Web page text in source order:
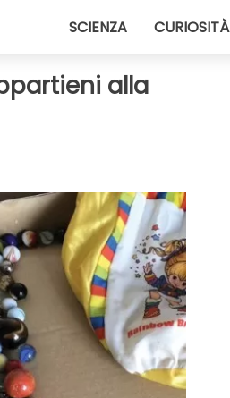
SCIENZA CURIOSITÀ
alla